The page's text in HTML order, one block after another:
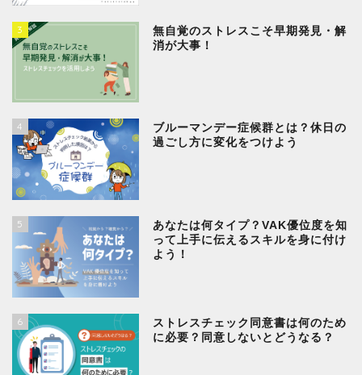
3
無自覚のストレスこそ早期発見・解
消が大事！
4
ブルーマンデー症候群とは？休日の
過ごし方に変化をつけよう
5
あなたは何タイプ？VAK優位度を知
って上手に伝えるスキルを身に付け
よう！
6
ストレスチェック同意書は何のため
に必要？同意しないとどうなる？